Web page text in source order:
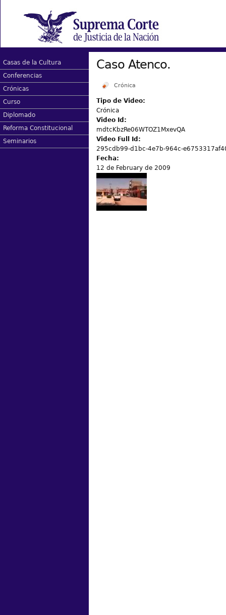
Casas de la Cultura
Conferencias
Crónicas
Curso
Diplomado
Reforma Constitucional
Seminarios
Caso Atenco.
Crónica
Tipo de Video:
Crónica
Video Id:
mdtcKbzRe06WTOZ1MxevQA
Video Full Id:
295cdb99-d1bc-4e7b-964c-
Fecha:
12 de February de 2009